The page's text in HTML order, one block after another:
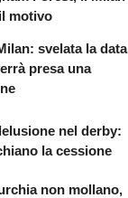
motivo
svelata la data
presa una
nel derby:
la cessione
non mollano,